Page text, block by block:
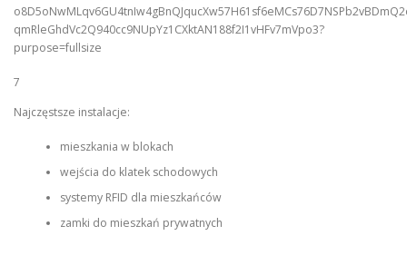
7
Najczęstsze instalacje:
mieszkania w blokach
wejścia do klatek schodowych
systemy RFID dla mieszkańców
zamki do mieszkań prywatnych